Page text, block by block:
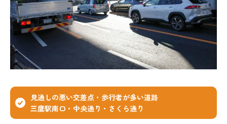
見通しの悪い交差点・歩行者が多い道路
三鷹駅南口・中央通り・さくら通り